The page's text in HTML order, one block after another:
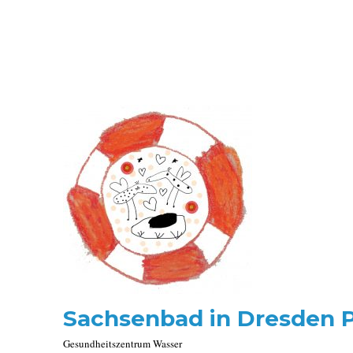
Sachsenbad in Dresden
Gesundheitszentrum Wasser